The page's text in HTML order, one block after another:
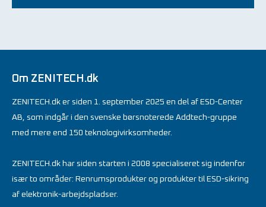
Om ZENITECH.dk
ZENITECH.dk er siden 1. september 2025 en del af ESD-Center
AB, som indgår i den svenske børsnoterede Addtech-gruppe
med mere end 150 teknologivirksomheder.
ZENITECH.dk har siden starten i 2008 specialiseret sig indenfor
især to områder: Renrumsprodukter og produkter til ESD-sikring
af elektronik-arbejdspladser.